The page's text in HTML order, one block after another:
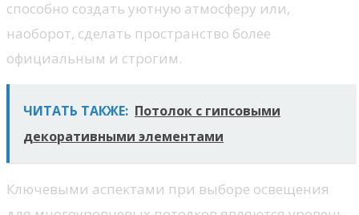
способно создать уютную атмосферу или,
наоборот, сделать пространство более
официальным и строгим.
ЧИТАТЬ ТАКЖЕ: Потолок с гипсовыми
декоративными элементами
Ключевыми аспектами при выборе освещения